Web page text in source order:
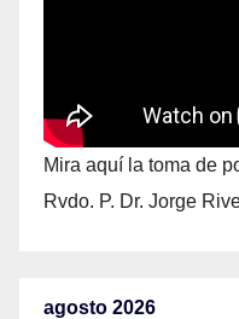
Mira aquí la toma de
Rvdo. P. Dr. Jorge
agosto 2026